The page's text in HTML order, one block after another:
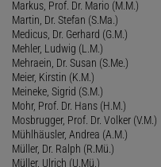
Markus, Prof. Dr. Mario (M.M.)
Martin, Dr. Stefan (S.Ma.)
Medicus, Dr. Gerhard (G.M.)
Mehler, Ludwig (L.M.)
Mehraein, Dr. Susan (S.Me.)
Meier, Kirstin (K.M.)
Meineke, Sigrid (S.M.)
Mohr, Prof. Dr. Hans (H.M.)
Mosbrugger, Prof. Dr. Volker (V.M.)
Mühlhäusler, Andrea (A.M.)
Müller, Dr. Ralph (R.Mü.)
Müller, Ulrich (U.Mü.)